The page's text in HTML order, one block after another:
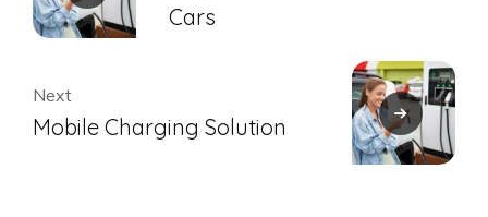
Cars
Next
Mobile Charging Solution